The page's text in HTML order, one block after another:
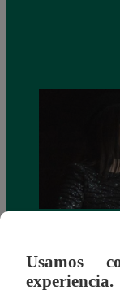
más unidas
Usamos
experiencia.